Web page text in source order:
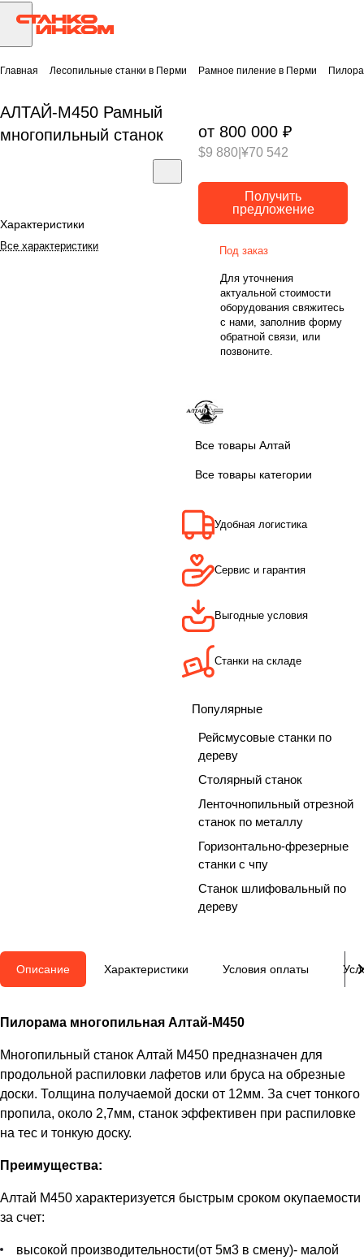
Главная Лесопильные станки в Перми Рамное пиление в Перми
АЛТАЙ-М450 Рамный
многопильный станок
Характеристики
Все характеристики
от 800 000 ₽
$9 880 ¥70 542
Получить
предложение
Под заказ
Для уточнения
актуальной стоимости
оборудования свяжитесь
с нами, заполнив форму
обратной связи, или
позвоните.
Все товары Алтай
Все товары категории
Удобная логистика
Сервис и гарантия
Выгодные условия
Станки на складе
Популярные
Рейсмусовые станки по
дереву
Столярный станок
Ленточнопильный отрезной
станок по металлу
Горизонтально-фрезерные
станки с чпу
Станок шлифовальный по
дереву
Описание Характеристики Условия оплаты
Пилорама многопильная Алтай-М450
Многопильный станок Алтай М450 предназначен для
продольной распиловки лафетов или бруса на обрезные
доски. Толщина получаемой доски от 12мм. За счет тонкого
пропила, около 2,7мм, станок эффективен при распиловке
на тес и тонкую доску.
Преимущества:
Алтай М450 характеризуется быстрым сроком окупаемости
за счет:
высокой производительности(от 5м3 в смену)- малой